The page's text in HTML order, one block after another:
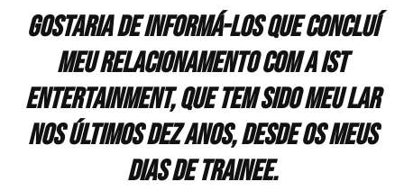
Gostaria de informá-los que concluí
meu relacionamento com a IST
Entertainment, que tem sido meu lar
nos últimos dez anos, desde os meus
dias de trainee.